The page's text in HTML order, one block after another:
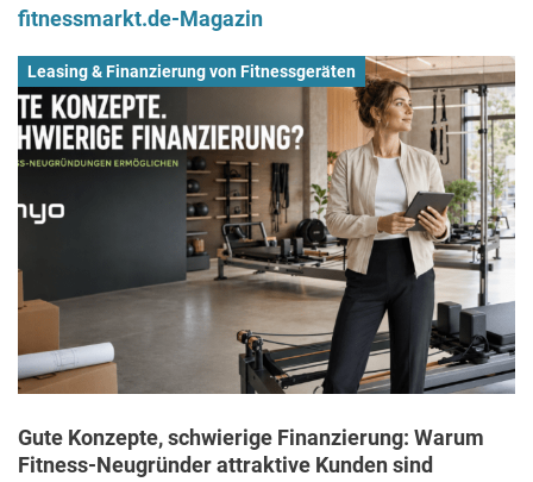
fitnessmarkt.de-Magazin
Leasing & Finanzierung von Fitnessgeräten
Gute Konzepte, schwierige Finanzierung: Warum
Fitness-Neugründer attraktive Kunden sind